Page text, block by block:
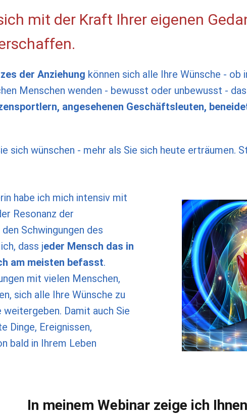
mit der Kraft Ihrer eigenen
der Anziehung können sich alle Ihre Wünsche -
Menschen wenden - bewusst oder unbewusst -
angesehenen Geschäftsleuten,
sich wünschen - mehr als Sie sich heute erträumen.
habe ich mich intensiv mit
Resonanz der
Schwingungen des
dass jeder Mensch das in
am meisten befasst.
mit vielen Menschen,
sich alle Ihre Wünsche zu
Damit auch Sie
Dinge, Ereignissen,
bald in Ihrem Leben
In meinem Webinar zeige ich